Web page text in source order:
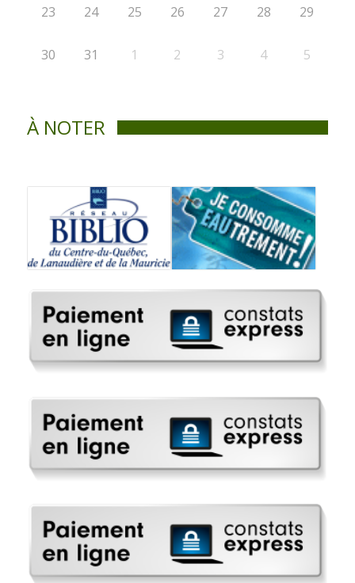
23 24 25 26 27 28 29
30 31 1 2 3 4 5
À NOTER